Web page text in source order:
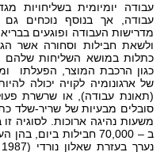
עבודה יומיומית בשליחויות
עבודה, אך בנוסף נוכחים גם
מדרישות העבודה ופוגעים
ולשאת חבילות וסחורה אשר
כתלות במושא השליחות שלהם
כגון הרכבת המוצר, הפעלתו
של ארגונומיה לקויה יכולה
(תאונת עבודה), או שרשרת
סובלים מבעיות של שריר-שלד
משעות נהיגה ארוכות. לסוגיה
ב – 70,000 חבילות